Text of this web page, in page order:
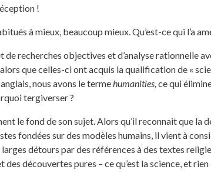
!
à mieux, beaucoup mieux. Qu’est-ce qui l’a
de recherches objectives et d’analyse rationnelle
que celles-ci ont acquis la qualification de «
nous avons le terme humanities, ce qui
tergiverser ?
le fond de son sujet. Alors qu’il reconnait que
fondées sur des modèles humains, il vient à
détours par des références à des textes
découvertes pures – ce qu’est la science, et rien